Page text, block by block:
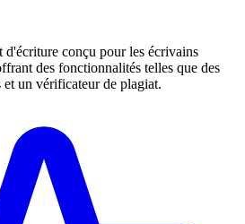
d'écriture conçu pour les écrivains
des fonctionnalités telles que des
et un vérificateur de plagiat.